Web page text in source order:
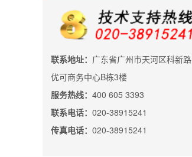
联系地址： 广东省广州市天河区科新路
优可商务中心B栋3楼
服务热线： 400 605 3393
联系电话： 020-38915241
传真电话： 020-38915241